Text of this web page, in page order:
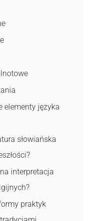
elementy języka
słowiańska
interpretacja
praktyk